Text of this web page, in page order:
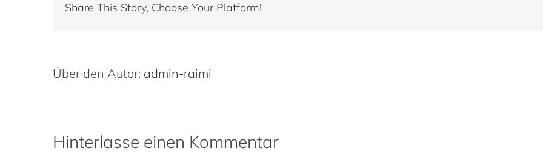
Share This Story, Choose Your Platform!
Über den Autor: admin-raimi
Hinterlasse einen Kommentar